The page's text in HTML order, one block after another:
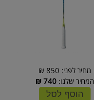
מחיר לפני:850 ₪
המחיר שלנו:740
₪
הוסף לסל